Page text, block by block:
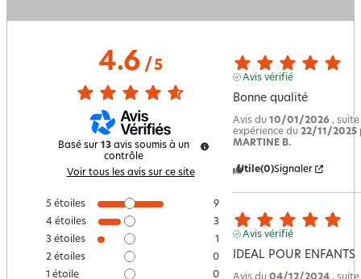
4.6/ 5
Basé sur 13 avis soumis à un
contrôle
Voir tous les avis sur ce site
5 étoiles
9
4 étoiles
3
3 étoiles
1
2 étoiles
0
1 étoile 0
Avis vérifié
Bonne qualité
Avis du 10/01/2026 , suite
expérience du 22/11/2025
MARTINE B.
Utile(0)Signaler
Avis vérifié
IDEAL POUR ENFANTS
Avis du 04/12/2024 ,